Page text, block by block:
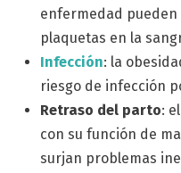
enfermedad pueden
plaquetas en la
Infección: la
riesgo de infección
Retraso del parto:
con su función de
surjan problemas